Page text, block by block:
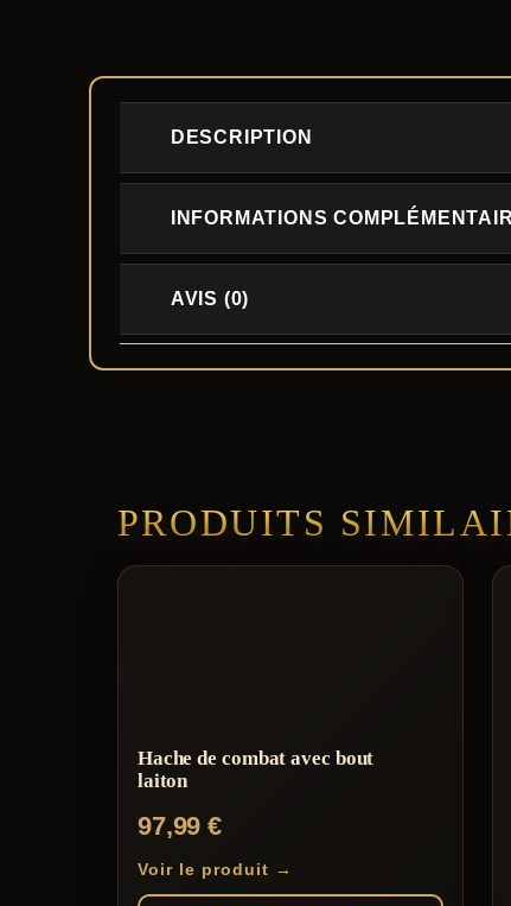
DESCRIPTION
INFORMATIONS
AVIS (0)
PRODUITS
Hache de combat avec bout
laiton
97,99€
Voir le produit →